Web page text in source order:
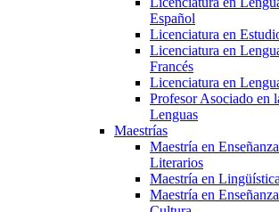
Español
Licenciatura en
Licenciatura en
Francés
Licenciatura en
Profesor Asociado en
Lenguas
Maestrías
Maestría en
Literarios
Maestría en Lingüística
Maestría en